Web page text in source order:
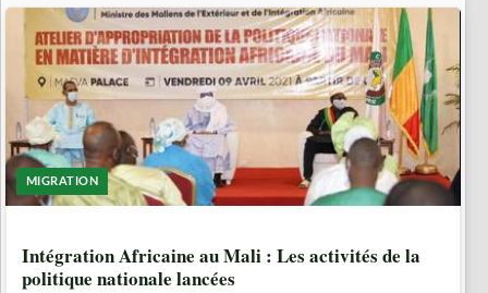
MIGRATION
Intégration Africaine au Mali : Les activités de la
politique nationale lancées